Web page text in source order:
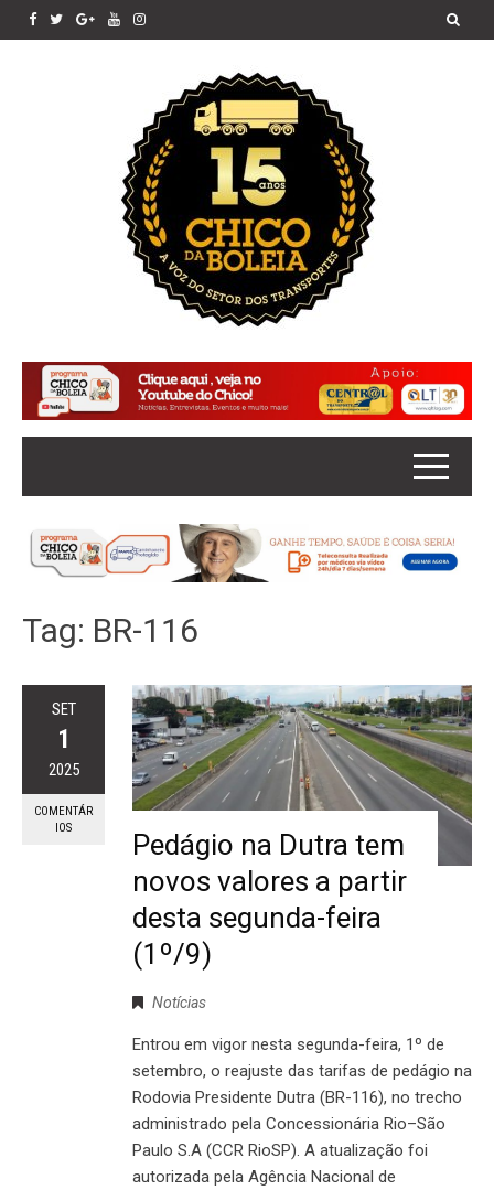
Tag: BR-116
SET
1
2025
COMENTÁR
IOS
Pedágio na Dutra tem
novos valores a partir
desta segunda-feira
(1º/9)
Notícias
Entrou em vigor nesta segunda-feira, 1º de
setembro, o reajuste das tarifas de pedágio na
Rodovia Presidente Dutra (BR-116), no trecho
administrado pela Concessionária Rio–São
Paulo S.A (CCR RioSP). A atualização foi
autorizada pela Agência Nacional de